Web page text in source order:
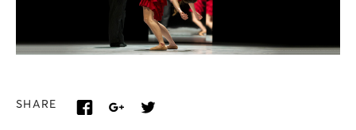
SHARE